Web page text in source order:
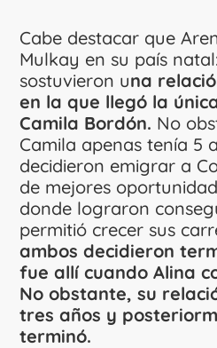
Cabe destacar que
Mulkay en su país
sostuvieron una
en la que llegó la
Camila Bordón. No
Camila apenas tenía 5
decidieron emigrar a
de mejores
donde lograron
permitió crecer sus
ambos decidieron
fue allí cuando Alina
No obstante, su
tres años y
terminó.